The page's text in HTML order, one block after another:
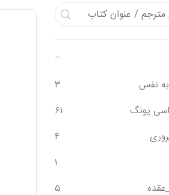
به نفس
۳
یونگ
۶۱
۴
۱
۵